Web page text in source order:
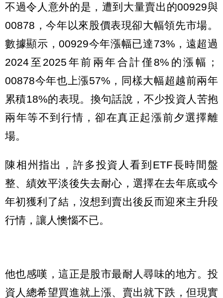
不過令人意外的是，遭到大量賣出的00929與
00878，今年以來股價表現卻大幅領先市場。
數據顯示，00929今年漲幅已達73%，遠超過
2024至2025年前兩年合計僅8%的漲幅；
00878今年也上漲57%，同樣大幅超越前兩年
累積18%的表現。換句話說，不少投資人苦抱
兩年等不到行情，卻在真正起漲前夕選擇離
場。
陳相州指出，許多投資人看到ETF長時間盤
整、績效平淡後失去耐心，選擇在去年底或今
年初獲利了結，沒想到賣出後反而迎來主升段
行情，讓人懊惱不已。
他也感嘆，這正是股市最耐人尋味的地方。投
資人總希望買進就上漲、賣出就下跌，但現實